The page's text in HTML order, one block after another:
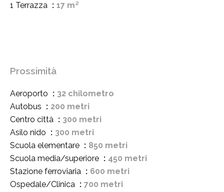
1 Terrazza 17 m²
Prossimità
Aeroporto
32 chilometro
Autobus
200 metri
Centro città
300 metri
Asilo nido
300 metri
Scuola elementare
850 metri
Scuola media/superiore
450 metri
Stazione ferroviaria
600 metri
Ospedale/Clinica
700 metri